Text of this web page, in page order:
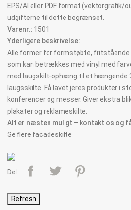
EPS/AI eller PDF format (vektorgrafik/
udgifterne til dette begrænset.
Varenr.: 1501
Yderligere beskrivelse:
Alle former for formstøbte, fritstående
som kan betrækkes med vinyl med
med laugskilt-ophæng til et hængende
laugsskilte. Få lavet jeres produkter i
konferencer og messer. Giver ekstra
plakater og reklameskilte.
Alt er næsten muligt – kontakt os og få
Se flere facadeskilte
Del